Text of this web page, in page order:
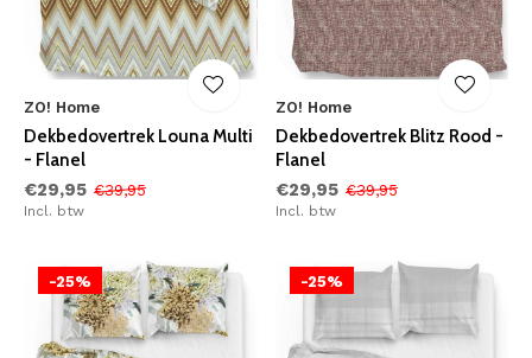
ZO! Home
Dekbedovertrek Louna Multi
- Flanel
€29,95 €39,95
Incl. btw
ZO! Home
Dekbedovertrek Blitz Rood -
Flanel
€29,95 €39,95
Incl. btw
-25% -25%